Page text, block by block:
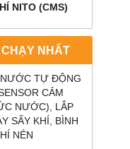
NITO (CMS)
NHẤT
NƯỚC TỰ ĐỘNG
CẢM
NƯỚC), LẮP
SẤY KHÍ, BÌNH
NÉN